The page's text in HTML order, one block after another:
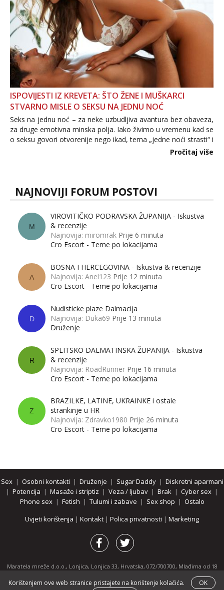
ISPOVIJESTI IZ KREVETA: ŠTO ŽENE I MUŠKARCI
STVARNO MISLE O SEKSU NA JEDNU NOĆ
Seks na jednu noć – za neke uzbudljiva avantura bez obaveza,
za druge emotivna minska polja. Iako živimo u vremenu kad se
o seksu govori otvorenije nego ikad, tema „jedne noći strasti“ i
dalje izaziva burne rasprave. Što zapravo misle žene, a što
Pročitaj više
NAJNOVIJI FORUM POSTOVI
M
VIROVITIČKO PODRAVSKA ŽUPANIJA - Iskustva
& recenzije
Najnovija: miromrak Prije 6 minuta
Cro Escort - Teme po lokacijama
A
BOSNA I HERCEGOVINA - Iskustva & recenzije
Najnovija: Anel123 Prije 12 minuta
Cro Escort - Teme po lokacijama
D
Nudisticke plaze Dalmacija
Najnovija: Duka69 Prije 13 minuta
Druženje
R
SPLITSKO DALMATINSKA ŽUPANIJA - Iskustva
& recenzije
Najnovija: RoadRunner Prije 16 minuta
Cro Escort - Teme po lokacijama
Z
BRAZILKE, LATINE, UKRAINKE i ostale
strankinje u HR
Najnovija: Zdravko1980 Prije 26 minuta
Cro Escort - Teme po lokacijama
Sex| Osobni kontakti | Druženje | Sugar Daddy| Diskretni aparmani
| Potencija | Masaže i striptiz | Veza / ljubav | Brak | Cyber sex |
Phone sex| Fetish | Tulumi i zabave | Sex shop | Ostalo
Uvjeti korištenja | Kontakt | Polica privatnosti | Marketing
Maratela mreže d.o.o., Lonjica, Lonjica 33, Hrvatska, 072/700700, Mlađima od 18
godina zabranjeno je pregledavanje stranice i svih njenih dijelova.
Partnerski portali:osobnikontakti.com|hotline.hr|ThePornDude.com
Korištenjem ove web stranice pristajete na korištenje kolačića.
OK